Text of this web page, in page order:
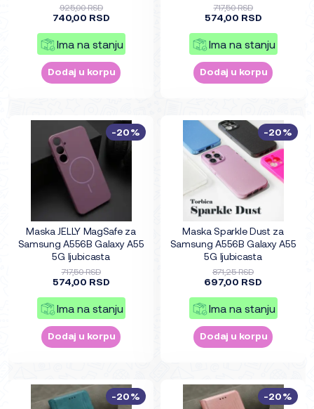
925,00 RSD
740,00 RSD
Ima na stanju
Dodaj u korpu
717,50 RSD
574,00 RSD
Ima na stanju
Dodaj u korpu
Maska JELLY MagSafe za
Samsung A556B Galaxy A55
5G ljubicasta
717,50 RSD
574,00 RSD
Ima na stanju
Dodaj u korpu
-20%
Maska Sparkle Dust za
Samsung A556B Galaxy A55
5G ljubicasta
871,25 RSD
697,00 RSD
Ima na stanju
Dodaj u korpu
-20%
-20% -20%